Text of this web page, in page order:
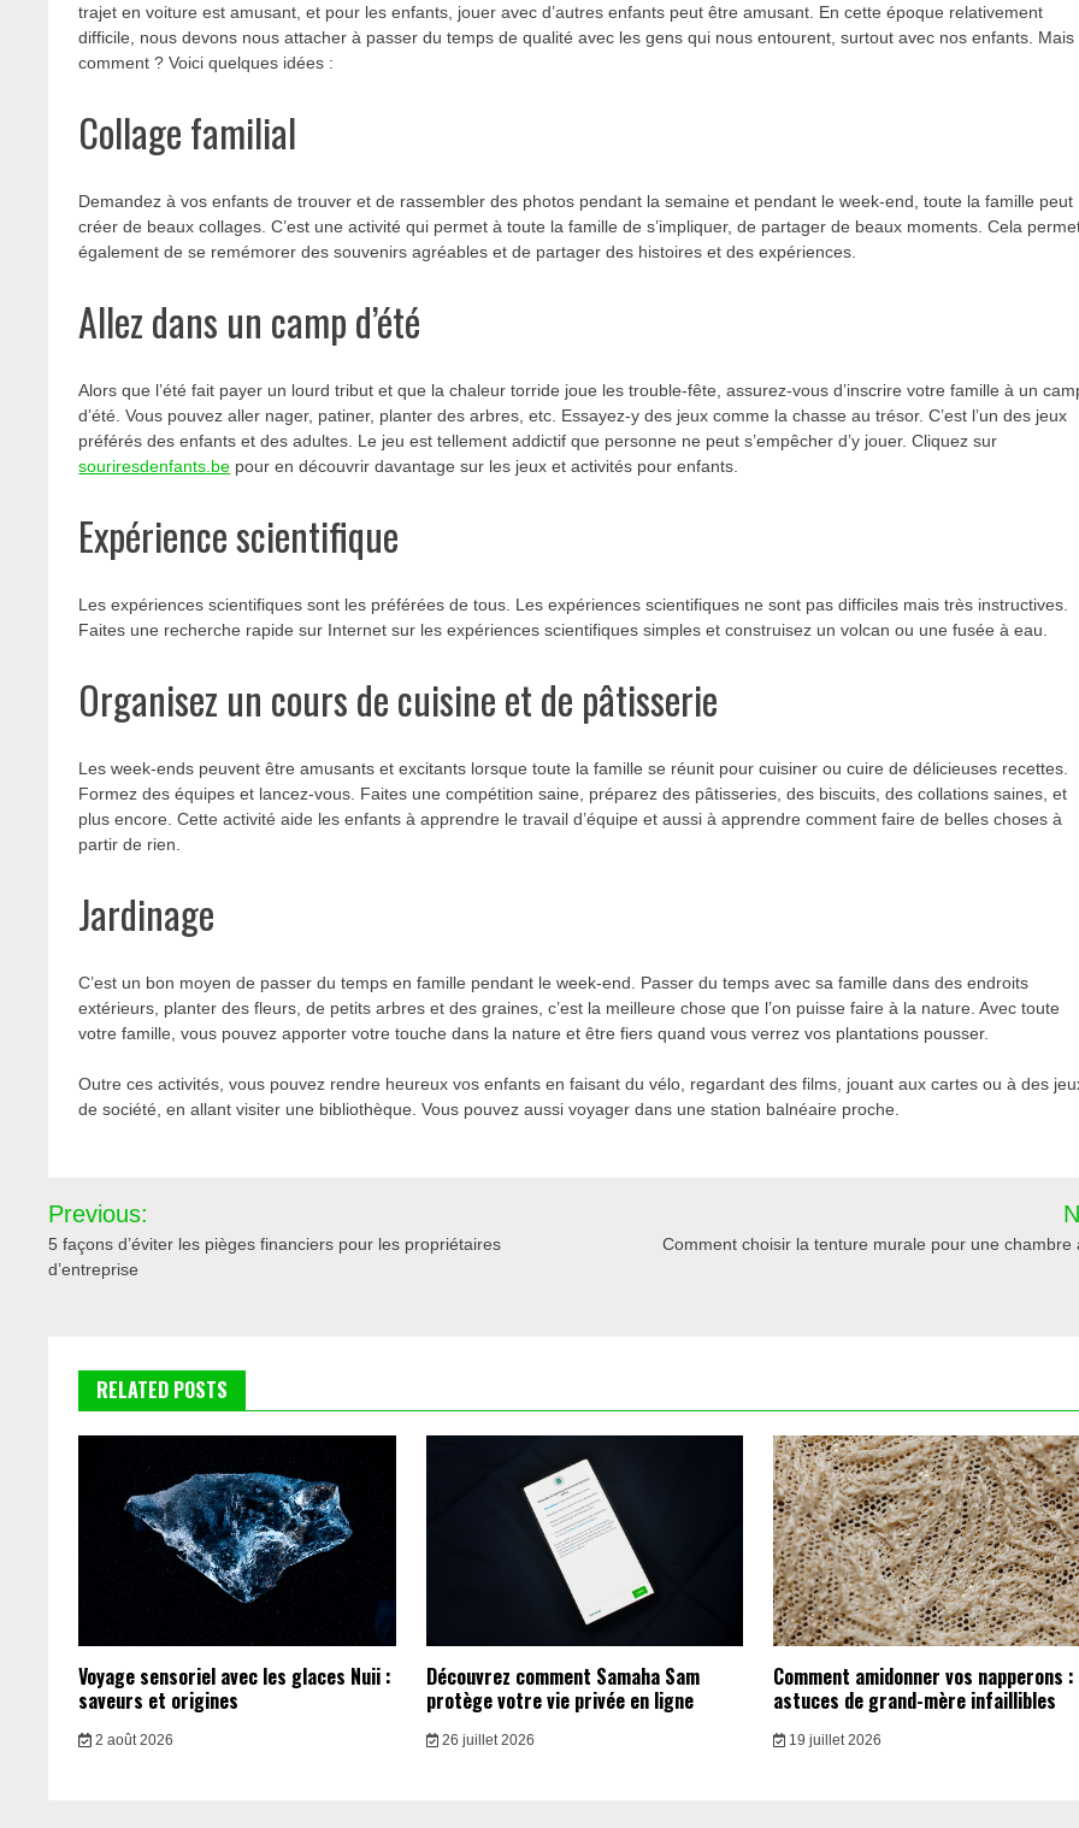
trajet en voiture est amusant, et pour les enfants, jouer avec d’autres enfants peut être amusant. En cette époque relativement
difficile, nous devons nous attacher à passer du temps de qualité avec les gens qui nous entourent, surtout avec nos enfants. Mais
comment ? Voici quelques idées :
Collage familial
Demandez à vos enfants de trouver et de rassembler des photos pendant la semaine et pendant le week-end, toute la famille peut
créer de beaux collages. C’est une activité qui permet à toute la famille de s’impliquer, de partager de beaux moments. Cela
également de se remémorer des souvenirs agréables et de partager des histoires et des expériences.
Allez dans un camp d’été
Alors que l’été fait payer un lourd tribut et que la chaleur torride joue les trouble-fête, assurez-vous d’inscrire votre famille à un
d’été. Vous pouvez aller nager, patiner, planter des arbres, etc. Essayez-y des jeux comme la chasse au trésor. C’est l’un des jeux
préférés des enfants et des adultes. Le jeu est tellement addictif que personne ne peut s’empêcher d’y jouer. Cliquez sur
souriresdenfants.be pour en découvrir davantage sur les jeux et activités pour enfants.
Expérience scientifique
Les expériences scientifiques sont les préférées de tous. Les expériences scientifiques ne sont pas difficiles mais très instructives.
Faites une recherche rapide sur Internet sur les expériences scientifiques simples et construisez un volcan ou une fusée à eau.
Organisez un cours de cuisine et de pâtisserie
Les week-ends peuvent être amusants et excitants lorsque toute la famille se réunit pour cuisiner ou cuire de délicieuses recettes.
Formez des équipes et lancez-vous. Faites une compétition saine, préparez des pâtisseries, des biscuits, des collations saines, et
plus encore. Cette activité aide les enfants à apprendre le travail d’équipe et aussi à apprendre comment faire de belles choses à
partir de rien.
Jardinage
C’est un bon moyen de passer du temps en famille pendant le week-end. Passer du temps avec sa famille dans des endroits
extérieurs, planter des fleurs, de petits arbres et des graines, c’est la meilleure chose que l’on puisse faire à la nature. Avec toute
votre famille, vous pouvez apporter votre touche dans la nature et être fiers quand vous verrez vos plantations pousser.
Outre ces activités, vous pouvez rendre heureux vos enfants en faisant du vélo, regardant des films, jouant aux cartes ou à des
de société, en allant visiter une bibliothèque. Vous pouvez aussi voyager dans une station balnéaire proche.
Navigation
de
Previous:
5 façons d’éviter les pièges financiers pour les propriétaires
d’entreprise
Comment choisir la tenture murale pour une chambre
RELATED POSTS
Voyage sensoriel avec les glaces Nuii :
saveurs et origines
2 août 2026
Découvrez comment Samaha Sam
protège votre vie privée en ligne
26 juillet 2026
Comment amidonner vos napperons :
astuces de grand-mère infaillibles
19 juillet 2026